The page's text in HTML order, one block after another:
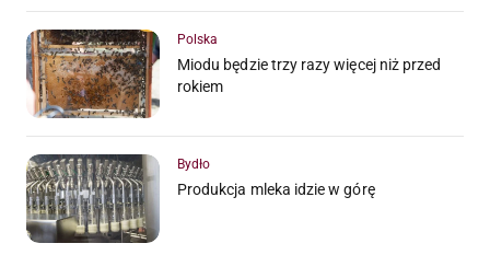
Polska
Miodu będzie trzy razy więcej niż przed
rokiem
Bydło
Produkcja mleka idzie w górę